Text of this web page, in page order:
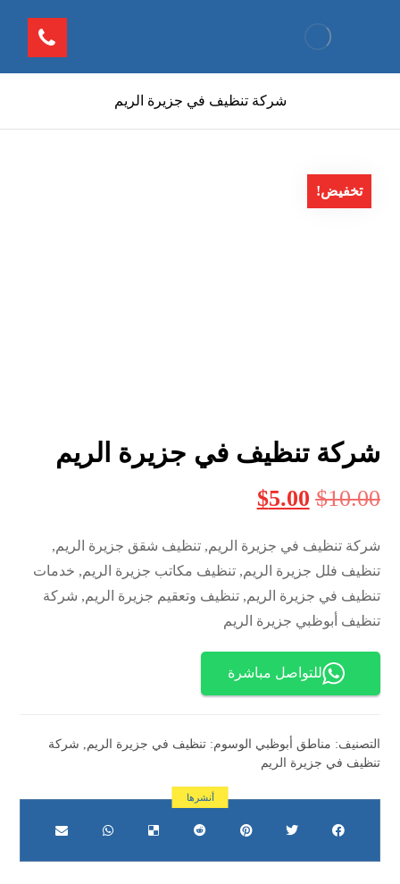
شركة تنظيف في جزيرة الريم
تخفيض!
شركة تنظيف في جزيرة الريم
$10.00
$5.00
شركة تنظيف في جزيرة الريم, تنظيف شقق جزيرة الريم,
تنظيف فلل جزيرة الريم, تنظيف مكاتب جزيرة الريم, خدمات
تنظيف في جزيرة الريم, تنظيف وتعقيم جزيرة الريم, شركة
تنظيف أبوظبي جزيرة الريم
للتواصل مباشرة
التصنيف: مناطق أبوظبي الوسوم:تنظيف في جزيرة الريم
شركة
تنظيف في جزيرة الريم